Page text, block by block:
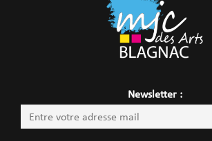
Newsletter :